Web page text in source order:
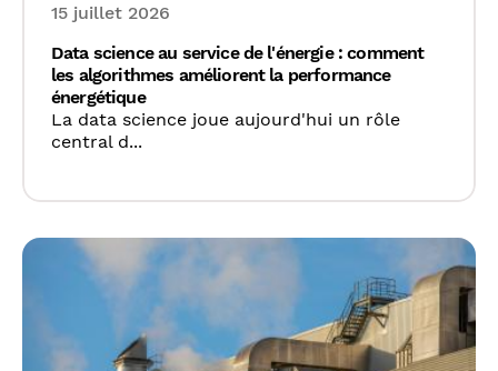
15 juillet 2026
Data science au service de l'énergie : comment
les algorithmes améliorent la performance
énergétique
La data science joue aujourd'hui un rôle
central d...